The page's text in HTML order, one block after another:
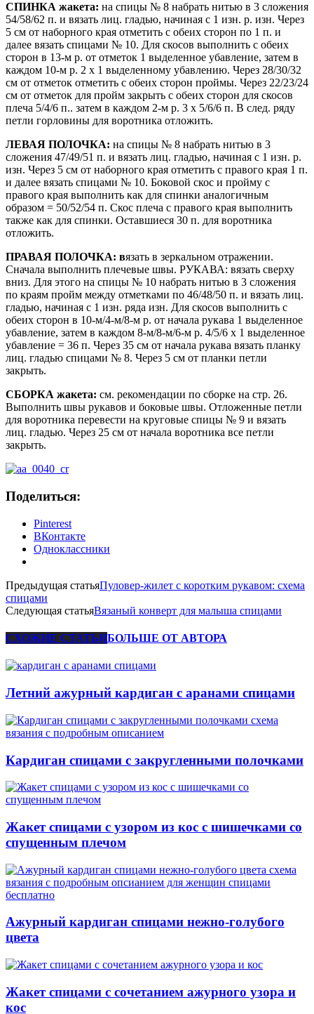
СПИНКА жакета: на спицы № 8 набрать нитью в 3 сложения
54/58/62 п. и вязать лиц. гладью, начиная с 1 изн. р. изн. Через
5 см от наборного края отметить с обеих сторон по 1 п. и
далее вязать спицами № 10. Для скосов выполнить с обеих
сторон в 13-м р. от отметок 1 выделенное убавление, затем в
каждом 10-м р. 2 х 1 выделенному убавлению. Через 28/30/32
см от отметок отметить с обеих сторон проймы. Через 22/23/24
см от отметок для пройм закрыть с обеих сторон для скосов
плеча 5/4/6 п.. затем в каждом 2-м р. 3 х 5/6/6 п. В след. ряду
петли горловины для воротника отложить.
ЛЕВАЯ ПОЛОЧКА: на спицы № 8 набрать нитью в 3
сложения 47/49/51 п. и вязать лиц. гладью, начиная с 1 изн. р.
изн. Через 5 см от наборного края отметить с правого края 1 п.
и далее вязать спицами № 10. Боковой скос и пройму с
правого края выполнить как для спинки аналогичным
образом = 50/52/54 п. Скос плеча с правого края выполнить
также как для спинки. Оставшиеся 30 п. для воротника
отложить.
ПРАВАЯ ПОЛОЧКА: вязать в зеркальном отражении.
Сначала выполнить плечевые швы. РУКАВА: вязать сверху
вниз. Для этого на спицы № 10 набрать нитью в 3 сложения
по краям пройм между отметками по 46/48/50 п. и вязать лиц.
гладью, начиная с 1 изн. ряда изн. Для скосов выполнить с
обеих сторон в 10-м/4-м/8-м р. от начала рукава 1 выделенное
убавление, затем в каждом 8-м/8-м/6-м р. 4/5/6 х 1 выделенное
убавление = 36 п. Через 35 см от начала рукава вязать планку
лиц. гладью спицами № 8. Через 5 см от планки петли
закрыть.
СБОРКА жакета: см. рекомендации по сборке на стр. 26.
Выполнить швы рукавов и боковые швы. Отложенные петли
для воротника перевести на круговые спицы № 9 и вязать
лиц. гладью. Через 25 см от начала воротника все петли
закрыть.
Поделиться:
Pinterest
ВКонтакте
Одноклассники
Предыдущая статьяПуловер-жилет с коротким рукавом: схема
спицами
Следующая статьяВязаный конверт для малыша спицами
СХОЖИЕ СТАТЬИБОЛЬШЕ ОТ АВТОРА
Летний ажурный кардиган с аранами спицами
Кардиган спицами с закругленными полочками
Жакет спицами с узором из кос с шишечками со
спущенным плечом
Ажурный кардиган спицами нежно-голубого
цвета
Жакет спицами с сочетанием ажурного узора и
кос